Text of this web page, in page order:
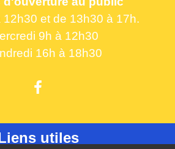
12h30 et de 13h30 à 17h.
9h à 12h30
16h à 18h30
utiles